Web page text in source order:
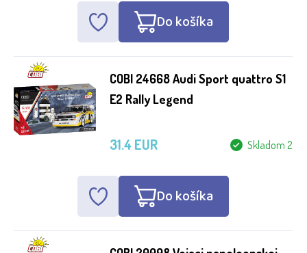
ENERO TOYS
Granna
JIE STAR
Mould King
Do košíka
COBI 24668 Audi Sport quattro S1
E2 Rally Legend
Skladom 2
31.4 EUR
Do košíka